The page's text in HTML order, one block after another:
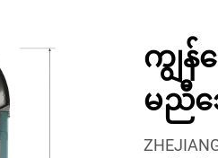
ကျွန်
မညီသ